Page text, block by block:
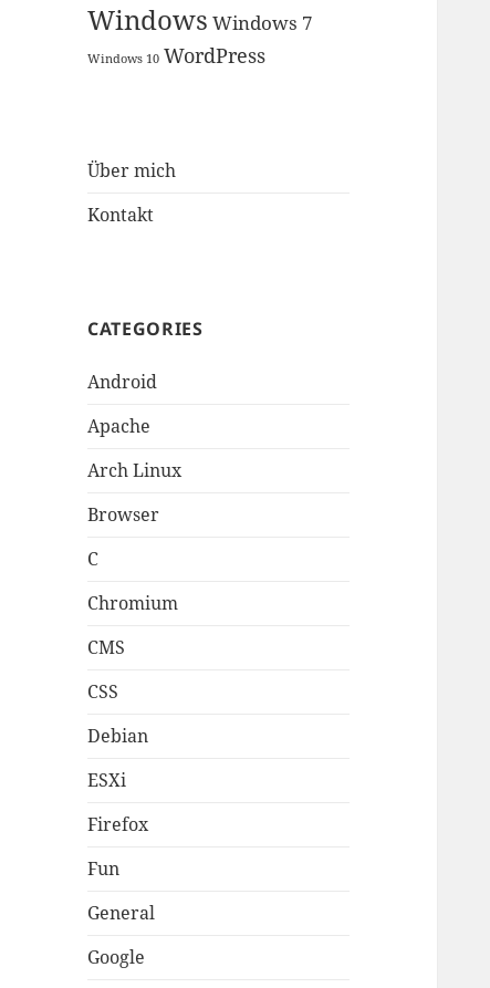
Windows Windows 7
Windows 10 WordPress
Über mich
Kontakt
CATEGORIES
Android
Apache
Arch Linux
Browser
C
Chromium
CMS
CSS
Debian
ESXi
Firefox
Fun
General
Google